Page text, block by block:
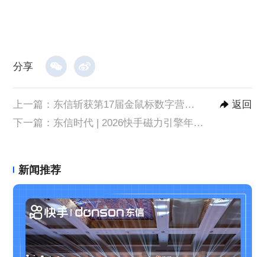
分享
上一篇：
东信斩获第17届金鼠标数字营销大赛1金1银两项大奖
下一篇：
东信时代 | 2026快手磁力引擎年度十佳标杆、年度优秀合作伙伴！
返回
新闻推荐